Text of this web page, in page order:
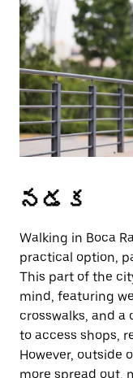
Press
the
escape
button
to
close
the
calendar.
నడక
Walking in Boca
practical option,
This part of the
mind, featuring
crosswalks, and
to access shops,
However, outside
more spread out,